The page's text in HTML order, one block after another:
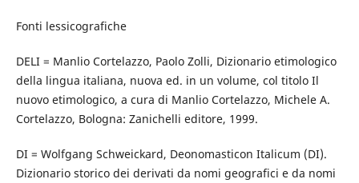
Fonti lessicografiche
DELI = Manlio Cortelazzo, Paolo Zolli, Dizionario etimologico
della lingua italiana, nuova ed. in un volume, col titolo Il
nuovo etimologico, a cura di Manlio Cortelazzo, Michele A.
Cortelazzo, Bologna: Zanichelli editore, 1999.
DI = Wolfgang Schweickard, Deonomasticon Italicum (DI).
Dizionario storico dei derivati da nomi geografici e da nomi